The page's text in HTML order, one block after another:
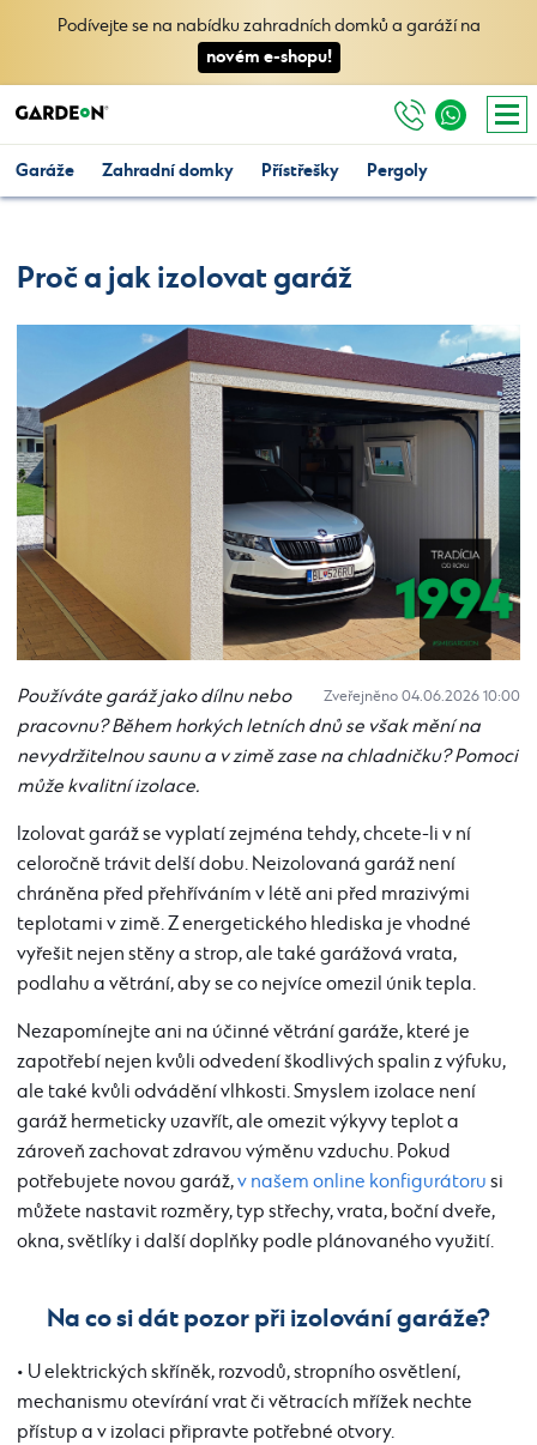
Podívejte se na nabídku zahradních domků a garáží na
novém e-shopu!
Garáže Zahradní domky Přístřešky Pergoly
Proč a jak izolovat garáž
Zveřejněno 04.06.2026 10:00
Používáte garáž jako dílnu nebo
pracovnu? Během horkých letních dnů se však mění na
nevydržitelnou saunu a v zimě zase na chladničku? Pomoci
může kvalitní izolace.
Izolovat garáž se vyplatí zejména tehdy, chcete-li v ní
celoročně trávit delší dobu. Neizolovaná garáž není
chráněna před přehříváním v létě ani před mrazivými
teplotami v zimě. Z energetického hlediska je vhodné
vyřešit nejen stěny a strop, ale také garážová vrata,
podlahu a větrání, aby se co nejvíce omezil únik tepla.
Nezapomínejte ani na účinné větrání garáže, které je
zapotřebí nejen kvůli odvedení škodlivých spalin z výfuku,
ale také kvůli odvádění vlhkosti. Smyslem izolace není
garáž hermeticky uzavřít, ale omezit výkyvy teplot a
zároveň zachovat zdravou výměnu vzduchu. Pokud
potřebujete novou garáž,v našem online konfigurátoru si
můžete nastavit rozměry, typ střechy, vrata, boční dveře,
okna, světlíky i další doplňky podle plánovaného využití.
Na co si dát pozor při izolování garáže?
• U elektrických skříněk, rozvodů, stropního osvětlení,
mechanismu otevírání vrat či větracích mřížek nechte
přístup a v izolaci připravte potřebné otvory.